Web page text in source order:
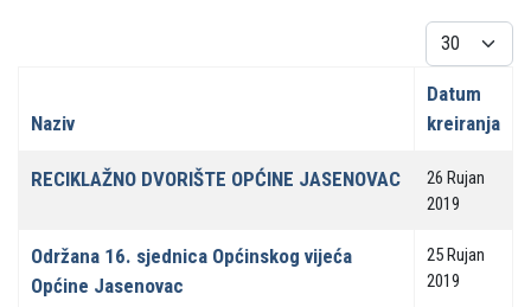
Prikaz #
Naziv
Datum
kreiranja
RECIKLAŽNO DVORIŠTE OPĆINE JASENOVAC
26 Rujan
2019
Održana 16. sjednica Općinskog vijeća
Općine Jasenovac
25 Rujan
2019